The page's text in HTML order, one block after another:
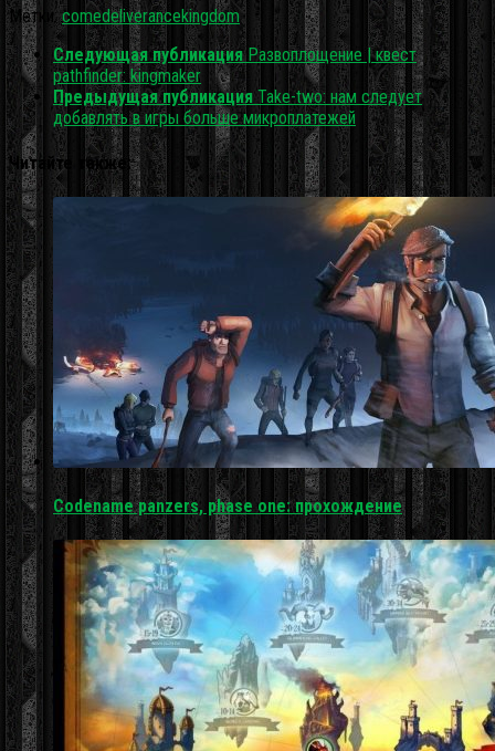
Метки: comedeliverancekingdom
Следующая публикация Развоплощение | квест
pathfinder: kingmaker
Предыдущая публикация Take-two: нам следует
добавлять в игры больше микроплатежей
Читайте также:
Codename panzers, phase one: прохождение